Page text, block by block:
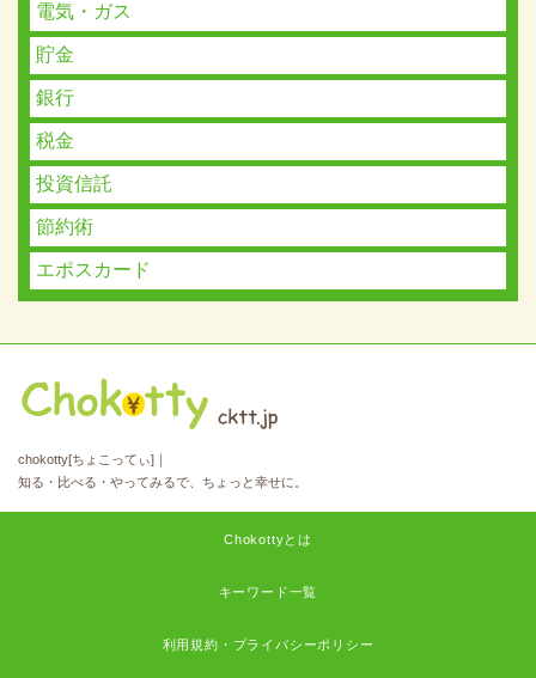
電気・ガス
貯金
銀行
税金
投資信託
節約術
エポスカード
chokotty[ちょこってぃ]｜
知る・比べる・やってみるで、ちょっと幸せに。
Chokottyとは
キーワード一覧
利用規約・プライバシーポリシー